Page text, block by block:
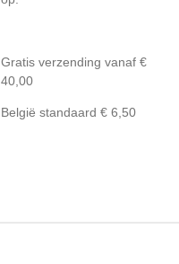
Gratis verzending vanaf €
40,00
België standaard € 6,50